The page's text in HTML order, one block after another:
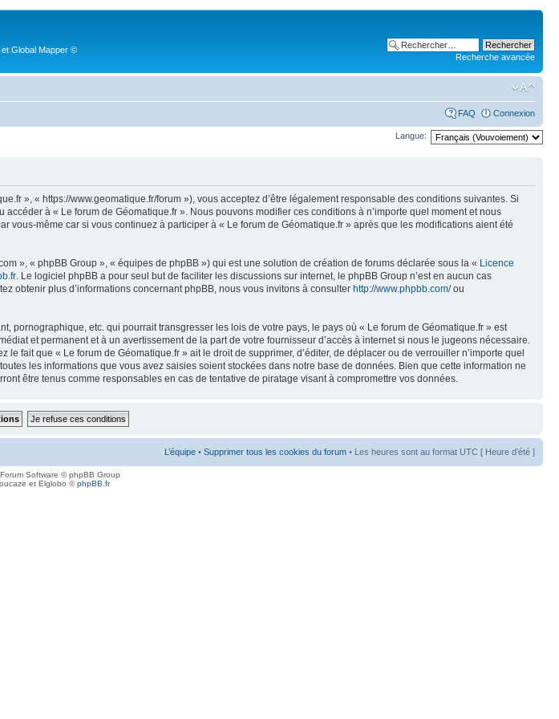
Global Mapper ©
Recherche avancée
FAQ Connexion
Langue:
», « https://www.geomatique.fr/forum »), vous acceptez d’être légalement responsable des conditions suivantes. Si
à « Le forum de Géomatique.fr ». Nous pouvons modifier ces conditions à n’importe quel moment et nous
même car si vous continuez à participer à « Le forum de Géomatique.fr » après que les modifications aient été
», « phpBB Group », « équipes de phpBB ») qui est une solution de création de forums déclarée sous la « Licence
. Le logiciel phpBB a pour seul but de faciliter les discussions sur internet, le phpBB Group n’est en aucun cas
obtenir plus d’informations concernant phpBB, nous vous invitons à consulter http://www.phpbb.com/ou
etc. qui pourrait transgresser les lois de votre pays, le pays où « Le forum de Géomatique.fr » est
et permanent et à un avertissement de la part de votre fournisseur d’accès à internet si nous le jugeons nécessaire.
fait que « Le forum de Géomatique.fr » ait le droit de supprimer, d’éditer, de déplacer ou de verrouiller n’importe quel
les informations que vous avez saisies soient stockées dans notre base de données. Bien que cette information ne
être tenus comme responsables en cas de tentative de piratage visant à compromettre vos données.
L’équipe • Supprimer tous les cookies du forum • Les heures sont au format UTC [ Heure d’été ]
Software © phpBB Group
et Elglobo ©phpBB.fr